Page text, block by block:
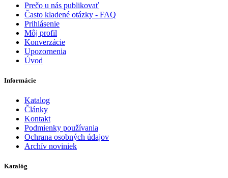
Prečo u nás publikovať
Často kladené otázky - FAQ
Prihlásenie
Môj profil
Konverzácie
Upozornenia
Úvod
Informácie
Katalog
Články
Kontakt
Podmienky používania
Ochrana osobných údajov
Archív noviniek
Katalóg